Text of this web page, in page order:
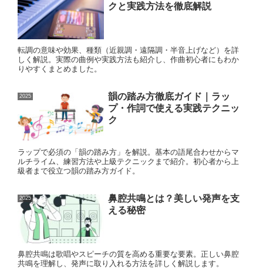
クと実践方法を徹底解説
転調の意味や効果、種類（近親調・遠隔調・半音上げなど）を詳
しく解説。実際の曲例や実践方法も紹介し、作曲初心者にもわか
りやすくまとめました。
2025
韻の踏み方徹底ガイド｜ラッ
プ・作詞で使える実践テクニッ
ク
ラップで必須の「韻の踏み方」を解説。基本の語尾合わせからマ
ルチライム、練習方法や上級テクニックまで紹介。初心者から上
級者まで役立つ韻の踏み方ガイド。
2025
鼻腔共鳴とは？美しい発声を支
える秘密
鼻腔共鳴は歌唱やスピーチの質を高める重要な要素。正しい鼻腔
共鳴を理解し、発声に取り入れる方法を詳しく解説します。